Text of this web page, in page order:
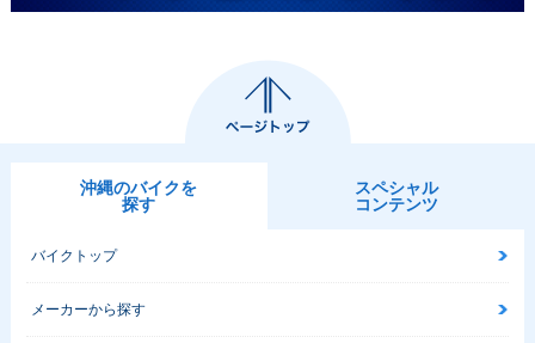
沖縄のバイクを
探す
スペシャル
コンテンツ
バイクトップ
メーカーから探す